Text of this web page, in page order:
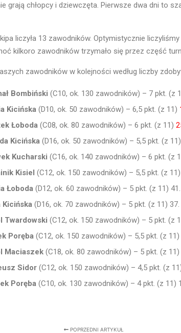
grają chłopcy i dziewczęta. Pierwsze dwa dni to
liczyła 13 zawodników. Optymistycznie
kilkoro zawodników trzymało się przez część
zawodników w kolejności według liczby
Bombiński (C10, ok. 130 zawodników) – 7 pkt. (z
Kicińska(D10, ok. 50 zawodników) – 6,5 pkt. (z 11)
Łoboda(C08, ok. 80 zawodników) – 6 pkt. (z 11)
Kicińska (D16, ok. 50 zawodników) – 5,5 pkt. (z 11)
Kucharski (C16, ok. 140 zawodników) – 6 pkt. (z
Kisiel (C12, ok. 150 zawodników) – 5,5 pkt. (z
Łoboda(D12, ok. 60 zawodników) – 5 pkt. (z 11)
Kicińska(D16, ok. 70 zawodników) – 5 pkt. (z 11)
Twardowski (C12, ok. 150 zawodników) – 5 pkt. (z
Poręba(C12, ok. 150 zawodników) – 5,5 pkt. (z
Maciaszek(C18, ok. 80 zawodników) – 5 pkt. (z
Sidor(C12, ok. 150 zawodników) – 4,5 pkt. (z
Poręba(C10, ok. 130 zawodników) – 4 pkt. (z 11)
POPRZEDNI ARTYKUŁ